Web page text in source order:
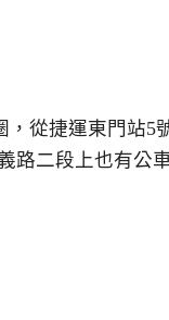
從捷運東門站5
路二段上也有公